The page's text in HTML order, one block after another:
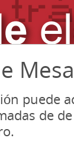
puede
de